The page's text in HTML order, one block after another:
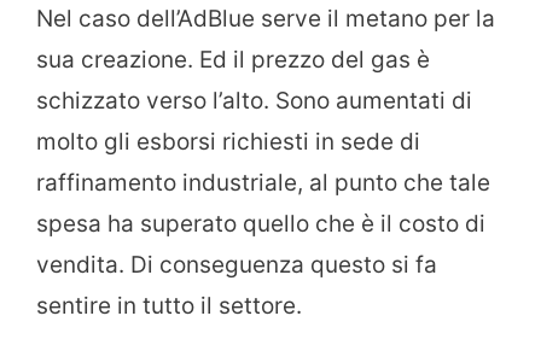
Nel caso dell’AdBlue serve il metano per la
sua creazione. Ed il prezzo del gas è
schizzato verso l’alto. Sono aumentati di
molto gli esborsi richiesti in sede di
raffinamento industriale, al punto che tale
spesa ha superato quello che è il costo di
vendita. Di conseguenza questo si fa
sentire in tutto il settore.